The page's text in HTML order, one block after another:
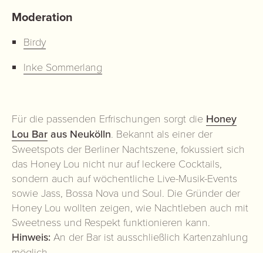
Moderation
Birdy
Inke Sommerlang
Für die passenden Erfrischungen sorgt die Honey
Lou Baraus Neukölln. Bekannt als einer der
Sweetspots der Berliner Nachtszene, fokussiert sich
das Honey Lou nicht nur auf leckere Cocktails,
sondern auch auf wöchentliche Live-Musik-Events
sowie Jass, Bossa Nova und Soul. Die Gründer der
Honey Lou wollten zeigen, wie Nachtleben auch mit
Sweetness und Respekt funktionieren kann.
Hinweis: An der Bar ist ausschließlich Kartenzahlung